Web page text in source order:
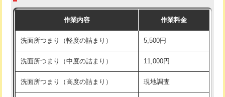
モルタル補修（厚さ10㎝まで） 27,500円
モルタル補修（厚さ10㎝超え） 38,500円
洗面台設置 38,500円
バスタブ設置 現場見積
交換・取付（その他部品） 11,000円+材料費
持込商品取付（単水栓） 13,200円
持込商品取付（混合水栓） 16,500円
持込商品取付（浄水器・分岐水栓） 16,500円
給水管工事※（ホール加工) 16,500円
作業内容 作業料金
洗面所つまり（軽度の詰まり） 5,500円
洗面所つまり（中度の詰まり） 11,000円
洗面所つまり（高度の詰まり） 現地調査